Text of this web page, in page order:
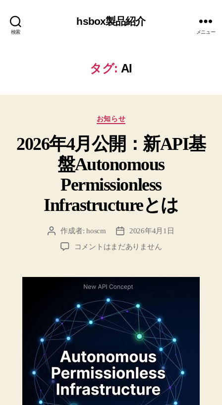
検索
hsbox製品紹介
メニュー
タグ: AI
カ
ゴ
リ
ー
お知らせ
2026年4月公開：新API基
盤Autonomous
Permissionless
Infrastructureとは
投
作成者:hoscm
投
稿
日
2026年4月1日
2026
月
開：
新
API
基
Autonomous
Permissionless
Infrastructure
と
は
コメントはまだありません